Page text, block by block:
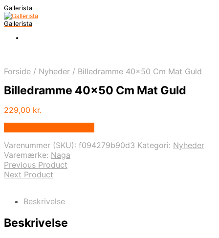
Gallerista
Gallerista
Forside / Nyheder / Billedramme 40×50 Cm Mat Guld
Billedramme 40×50 Cm Mat Guld
229,00 kr.
Varenummer (SKU): f094279b90d3 Kategori: Nyheder
Varemærke: Naga
Previous Product
Next Product
Beskrivelse
Beskrivelse